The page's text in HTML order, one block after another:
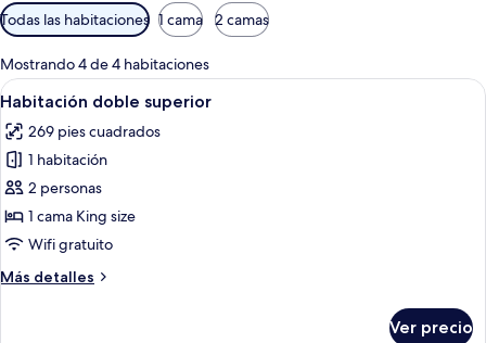
Filtros
disponibles
para
las
habitaciones
Todas las habitaciones 1 cama 2 camas
Mostrando 4 de 4 habitaciones
Abrir
todas
las
fotos
de
Habitación
doble
Edredón, minibar, caja de seguridad
15
Habitación doble superior
269 pies cuadrados
1 habitación
2 personas
1 cama King size
Wifi gratuito
Más detalles
Más
Ver precio